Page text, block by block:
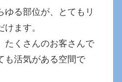
ゆる部位が、とてもリ
ます。
たくさんのお客さんで
も活気がある空間で